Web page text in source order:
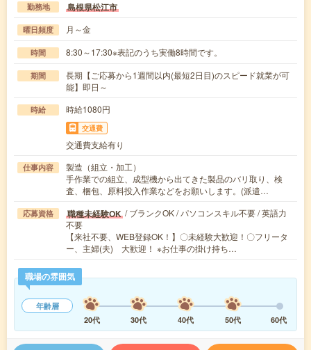
勤務地 島根県松江市
曜日頻度 月～金
時間 8:30～17:30※表記のうち実働8時間です。
期間
長期【ご応募から1週間以内(最短2日目)のスピード就業が可
能】即日～
時給 時給1080円
交通費
交通費支給有り
仕事内容
製造（組立・加工）
手作業での組立、成型機から出てきた製品のバリ取り、検
査、梱包、原料投入作業などをお願いします。(派遣…
応募資格 職種未経験OK / ブランクOK / パソコンスキル不要 / 英語力
不要
【来社不要、WEB登録OK！】〇未経験大歓迎！〇フリータ
ー、主婦(夫) 大歓迎！ ※お仕事の掛け持ち…
職場の雰囲気
年齢層
20代
30代 40代 50代 60代